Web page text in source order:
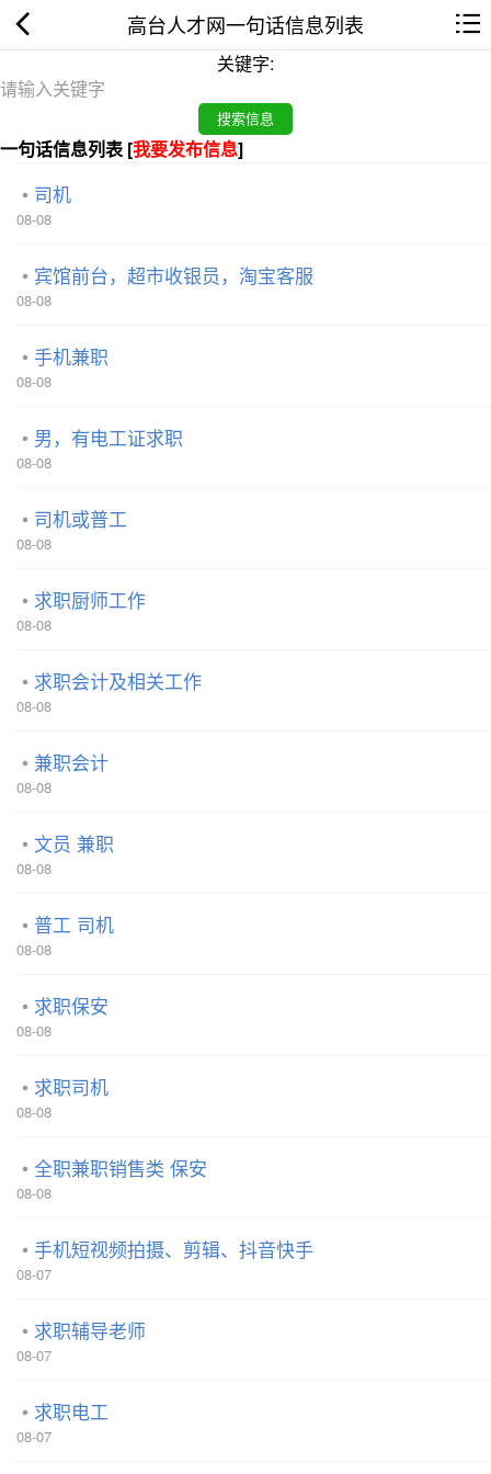
高台人才网一句话信息列表
关键字:
一句话信息列表 [我要发布信息]
司机
08-08
宾馆前台，超市收银员，淘宝客服
08-08
手机兼职
08-08
男，有电工证求职
08-08
司机或普工
08-08
求职厨师工作
08-08
求职会计及相关工作
08-08
兼职会计
08-08
文员 兼职
08-08
普工 司机
08-08
求职保安
08-08
求职司机
08-08
全职兼职销售类 保安
08-08
手机短视频拍摄、剪辑、抖音快手
08-07
求职辅导老师
08-07
求职电工
08-07